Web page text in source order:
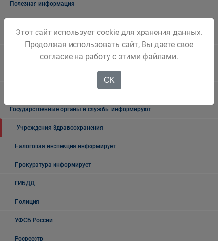
Полезная информация
Беловского городского округа
Объявления
Государственные органы и службы информируют
Учреждения Здравоохранения
Налоговая инспекция информирует
Прокуратура информирует
ГИБДД
Полиция
УФСБ России
Росреестр
Этот сайт использует cookie для хранения данных.
Продолжая использовать сайт, Вы даете свое
согласие на работу с этими файлами.
OK